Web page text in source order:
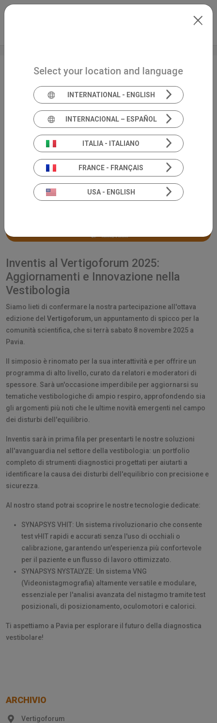
Skip to main content
ARCHIVIO
Vertigoforum
Vertigoforum
Inventis al Vertigoforum 2025:
Aggiornamenti e Innovazione nella
Vestibologia
Siamo lieti di confermare la nostra partecipazione all'ottava
edizione del Vertigoforum, un appuntamento di spicco per la
comunità scientifica, che si terrà sabato 8 novembre 2025 a
Pavia.
Il simposio è rinomato per la sua interattività e per offrire un
programma di alto livello, curato da relatori e moderatori di
spessore. Sarà un'occasione imperdibile per aggiornarsi su
tematiche vestibologiche di ampio respiro, approfondendo sia
gli argomenti più noti che le ultime novità emergenti nel campo
dei disturbi dell'equilibrio.
Inventis sarà in prima fila per presentarti le nostre soluzioni
all'avanguardia nel settore della vestibologia: un portfolio
completo di strumenti diagnostici progettati per aiutarti a
identificare la causa dei disturbi dell'equilibrio con precisione e
sicurezza.
Al nostro stand potrai scoprire le nostre tecnologie dedicate:
SYNAPSYS VHIT: Un sistema rivoluzionario che consente
test vHIT rapidi e accurati senza l'uso di occhiali o
calibrazione, garantendo un'esperienza più confortevole
per il paziente e un flusso di lavoro ottimizzato.
SYNAPSYS NYSTALYZE: Un sistema VNG
(Videonistagmografia) altamente versatile e modulare,
essenziale per l'analisi avanzata del nistagmo tramite test
posizionali, di posizionamento, oculomotori e calorici.
Ti aspettiamo a Pavia per esplorare il futuro della diagnostica
vestibolare!
Select your location and language
INTERNATIONAL - ENGLISH
INTERNACIONAL – ESPAÑOL
ITALIA - ITALIANO
FRANCE - FRANÇAIS
USA - ENGLISH